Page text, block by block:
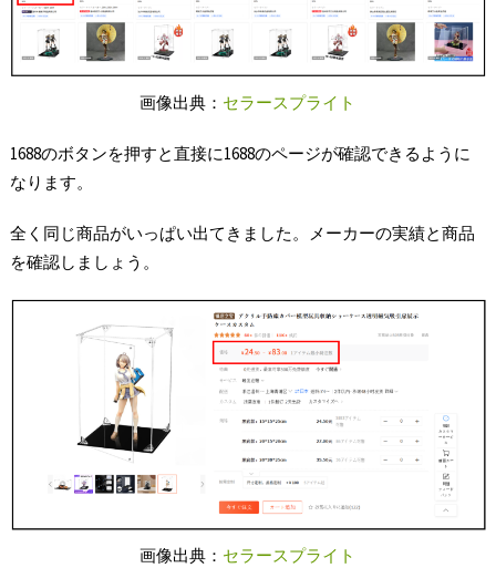
画像出典： セラースプライト
1688のボタンを押すと直接に1688のページが確認できるように
なります。
全く同じ商品がいっぱい出てきました。メーカーの実績と商品
を確認しましょう。
画像出典： セラースプライト